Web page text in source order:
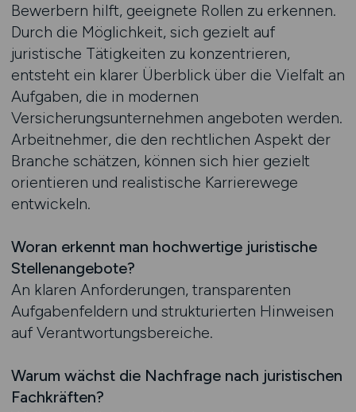
Bewerbern hilft, geeignete Rollen zu erkennen.
Durch die Möglichkeit, sich gezielt auf
juristische Tätigkeiten zu konzentrieren,
entsteht ein klarer Überblick über die Vielfalt an
Aufgaben, die in modernen
Versicherungsunternehmen angeboten werden.
Arbeitnehmer, die den rechtlichen Aspekt der
Branche schätzen, können sich hier gezielt
orientieren und realistische Karrierewege
entwickeln.
Woran erkennt man hochwertige juristische
Stellenangebote?
An klaren Anforderungen, transparenten
Aufgabenfeldern und strukturierten Hinweisen
auf Verantwortungsbereiche.
Warum wächst die Nachfrage nach juristischen
Fachkräften?